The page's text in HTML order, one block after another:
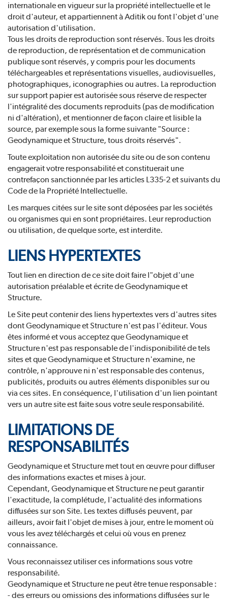
internationale en vigueur sur la propriété intellectuelle et le
droit d'auteur, et appartiennent à Aditik ou font l'objet d'une
autorisation d'utilisation.
Tous les droits de reproduction sont réservés. Tous les droits
de reproduction, de représentation et de communication
publique sont réservés, y compris pour les documents
téléchargeables et représentations visuelles, audiovisuelles,
photographiques, iconographies ou autres. La reproduction
sur support papier est autorisée sous réserve de respecter
l'intégralité des documents reproduits (pas de modification
ni d'altération), et mentionner de façon claire et lisible la
source, par exemple sous la forme suivante "Source :
Geodynamique et Structure, tous droits réservés".
Toute exploitation non autorisée du site ou de son contenu
engagerait votre responsabilité et constituerait une
contrefaçon sanctionnée par les articles L335-2 et suivants du
Code de la Propriété Intellectuelle.
Les marques citées sur le site sont déposées par les sociétés
ou organismes qui en sont propriétaires. Leur reproduction
ou utilisation, de quelque sorte, est interdite.
LIENS HYPERTEXTES
Tout lien en direction de ce site doit faire l"objet d'une
autorisation préalable et écrite de Geodynamique et
Structure.
Le Site peut contenir des liens hypertextes vers d'autres sites
dont Geodynamique et Structure n'est pas l'éditeur. Vous
êtes informé et vous acceptez que Geodynamique et
Structure n'est pas responsable de l'indisponibilité de tels
sites et que Geodynamique et Structure n'examine, ne
contrôle, n'approuve ni n'est responsable des contenus,
publicités, produits ou autres éléments disponibles sur ou
via ces sites. En conséquence, l'utilisation d'un lien pointant
vers un autre site est faite sous votre seule responsabilité.
LIMITATIONS DE
RESPONSABILITÉS
Geodynamique et Structure met tout en œuvre pour diffuser
des informations exactes et mises à jour.
Cependant, Geodynamique et Structure ne peut garantir
l'exactitude, la complétude, l'actualité des informations
diffusées sur son Site. Les textes diffusés peuvent, par
ailleurs, avoir fait l'objet de mises à jour, entre le moment où
vous les avez téléchargés et celui où vous en prenez
connaissance.
Vous reconnaissez utiliser ces informations sous votre
responsabilité.
Geodynamique et Structure ne peut être tenue responsable :
- des erreurs ou omissions des informations diffusées sur le